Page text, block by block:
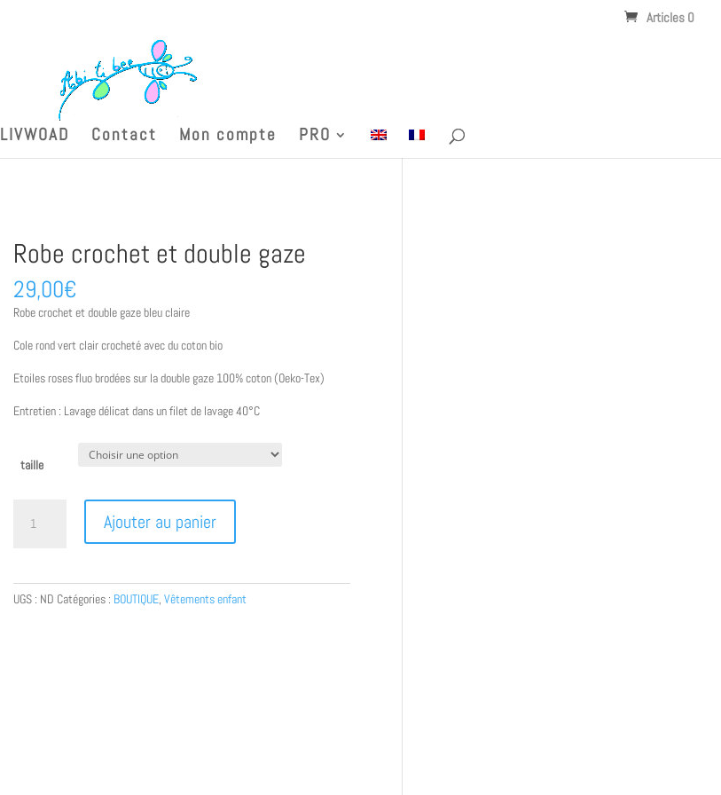
Articles 0
LIVWOAD Contact Mon compte PRO
Robe crochet et double gaze
29,00€
Robe crochet et double gaze bleu claire
Cole rond vert clair crocheté avec du coton bio
Etoiles roses fluo brodées sur la double gaze 100% coton (Oeko-Tex)
Entretien : Lavage délicat dans un filet de lavage 40°C
taille
Ajouter au panier
UGS : ND Catégories : BOUTIQUE,Vêtements enfant